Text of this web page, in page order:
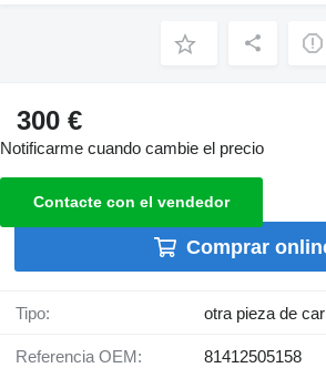
300 €
Notificarme cuando cambie el precio
Contacte con el vendedor
Comprar
Tipo: otra pieza de
Referencia OEM: 81412505158